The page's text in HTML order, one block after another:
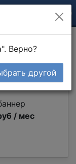
/ мес
Верно?
другой